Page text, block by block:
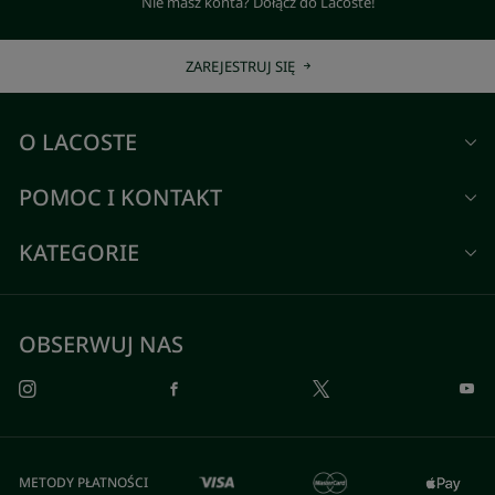
ZAREJESTRUJ SIĘ
O LACOSTE
POMOC I KONTAKT
KATEGORIE
OBSERWUJ NAS
METODY PŁATNOŚCI